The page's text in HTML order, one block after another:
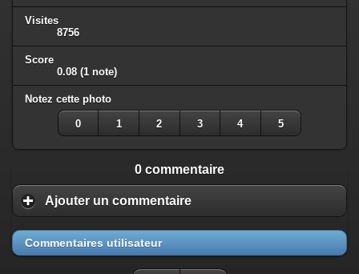
Visites
8756
Score
0.08 (1 note)
Notez cette photo
0 1 2 3 4 5
0 commentaire
Ajouter un commentaire
Commentaires utilisateur